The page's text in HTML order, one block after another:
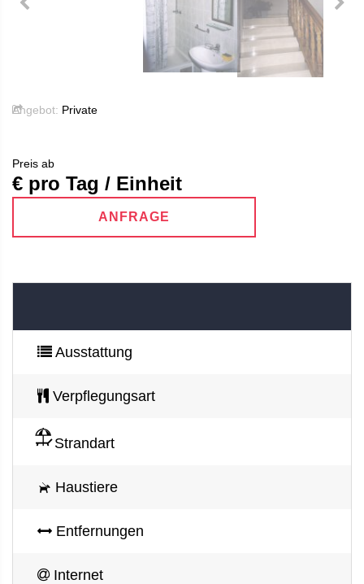
Angebot: Private
Preis ab
€ pro Tag / Einheit
ANFRAGE
Ausstattung
Verpflegungsart
Strandart
Haustiere
Entfernungen
Internet